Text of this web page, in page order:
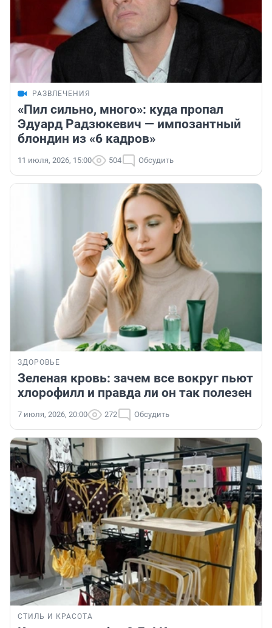
РАЗВЛЕЧЕНИЯ
«Пил сильно, много»: куда пропал
Эдуард Радзюкевич — импозантный
блондин из «6 кадров»
11 июля, 2026, 15:00 504 Обсудить
ЗДОРОВЬЕ
Зеленая кровь: зачем все вокруг пьют
хлорофилл и правда ли он так полезен
7 июля, 2026, 20:00 272 Обсудить
СТИЛЬ И КРАСОТА